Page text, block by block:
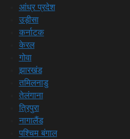
आंध्र प्रदेश
उड़ीसा
कर्नाटक
केरल
गोवा
झारखंड
तमिलनाडु
तेलंगाना
त्रिपुरा
नागालैंड
पश्चिम बंगाल